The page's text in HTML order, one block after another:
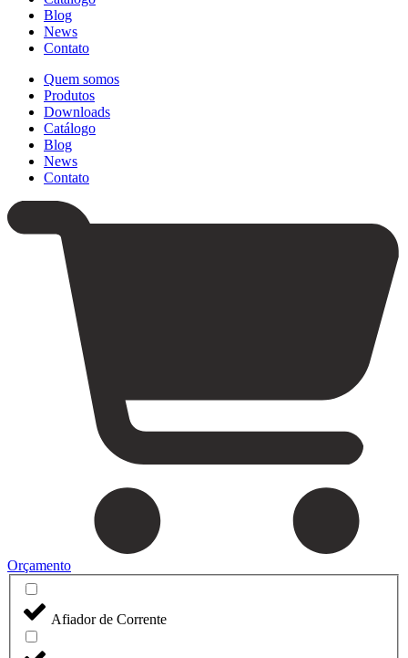
Blog
News
Contato
Quem somos
Produtos
Downloads
Catálogo
Blog
News
Contato
Orçamento
Afiador de Corrente